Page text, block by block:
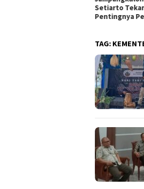
Setiarto Tekankan
Pentingnya Persatuan
TAG: